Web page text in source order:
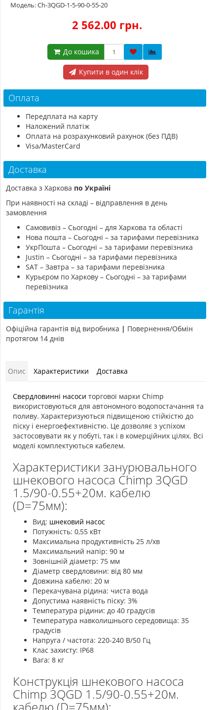
Модель: Ch-3QGD-1-5-90-0-55-20
2 562.00 грн.
До кошика
Купити в один клік
Оплата
Передплата на карту
Наложений платіж
Оплата на розрахунковий рахунок (без ПДВ)
Visa/MasterCard
Доставка
Доставка з Харкова по Україні
При наявності на складі – відправлення в день
замовлення
Самовивіз – Сьогодні – для Харкова та області
Нова пошта – Сьогодні – за тарифами перевізника
УкрПошта – Сьогодні – за тарифами перевізника
Justin – Сьогодні – за тарифами перевізника
SAT – Завтра – за тарифами перевізника
Курьєром по Харкову – Сьогодні – за тарифами
перевізника
Гарантія
Офіційна гарантія від виробника | Повернення/Обмін
протягом 14 днів
Опис Характеристики Доставка
Свердловинні насоси торгової марки Chimp
використовуються для автономного водопостачання та
поливу. Характеризуються підвищеною стійкістю до
піску і енергоефективністю. Це дозволяє з успіхом
застосовувати як у побуті, так і в комерційних цілях. Всі
моделі комплектуються кабелем.
Характеристики занурювального
шнекового насоса Chimp 3QGD
1.5/90-0.55+20м. кабелю
(D=75мм):
Вид: шнековий насос
Потужність: 0,55 кВт
Максимальна продуктивність 25 л/хв
Максимальний напір: 90 м
Зовнішній діаметр: 75 мм
Діаметр свердловини: від 80 мм
Довжина кабелю: 20 м
Перекачувана рідина: чиста вода
Допустима наявність піску: 3%
Температура рідини: до 40 градусів
Температура навколишнього середовища: 35
градусів
Напруга / частота: 220-240 В/50 Гц
Клас захисту: IP68
Вага: 8 кг
Конструкція шнекового насоса
Chimp 3QGD 1.5/90-0.55+20м.